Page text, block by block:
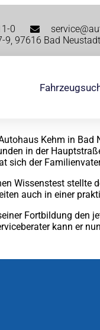
0
9, 97616 Bad
Kehm in Bad
in der
sich der
Wissenstest stellte
auch in einer
Fortbildung den
kann er